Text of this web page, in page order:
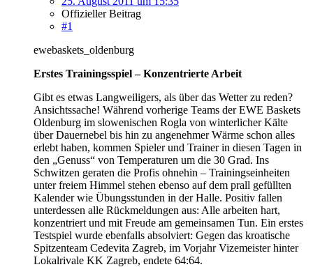
Offizieller Beitrag
#1
ewebaskets_oldenburg
Erstes Trainingsspiel – Konzentrierte Arbeit
Gibt es etwas Langweiligers, als über das Wetter zu reden?
Ansichtssache! Während vorherige Teams der EWE Baskets
Oldenburg im slowenischen Rogla von winterlicher Kälte
über Dauernebel bis hin zu angenehmer Wärme schon alles
erlebt haben, kommen Spieler und Trainer in diesen Tagen in
den „Genuss“ von Temperaturen um die 30 Grad. Ins
Schwitzen geraten die Profis ohnehin – Trainingseinheiten
unter freiem Himmel stehen ebenso auf dem prall gefüllten
Kalender wie Übungsstunden in der Halle. Positiv fallen
unterdessen alle Rückmeldungen aus: Alle arbeiten hart,
konzentriert und mit Freude am gemeinsamen Tun. Ein erstes
Testspiel wurde ebenfalls absolviert: Gegen das kroatische
Spitzenteam Cedevita Zagreb, im Vorjahr Vizemeister hinter
Lokalrivale KK Zagreb, endete 64:64.